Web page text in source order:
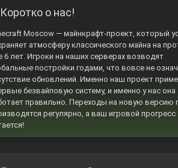
Коротко о нас!
Moscow — майнкрафт-проект, который
атмосферу классического майна на
6 лет. Игроки на наших серверах возводят
постройки годами, что вовсе не
обновлений. Именно наш проект
безвайповую систему, и именно у нас она
правильно. Переходы на новую версию
регулярно, а ваш игровой прогресс